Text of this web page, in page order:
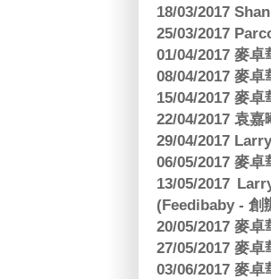
18/03/2017
25/03/2017
01/04/2017 麥
08/04/2017 麥
15/04/2017 麥
22/04/2017 袁
29/04/2017
06/05/2017 麥
13/05/2017
(Feedibaby - 創
20/05/2017 麥
27/05/2017 麥
03/06/2017 麥